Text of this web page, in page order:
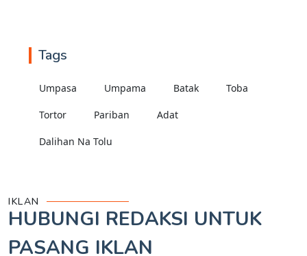
Tags
Umpasa Umpama Batak Toba
Tortor Pariban Adat
Dalihan Na Tolu
IKLAN
HUBUNGI REDAKSI UNTUK
PASANG IKLAN